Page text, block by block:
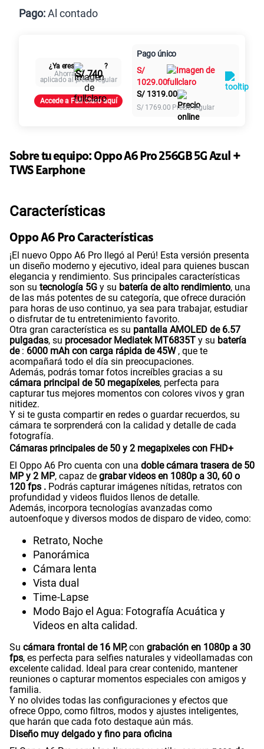
Paga solo
125GBen alta velocidad
79.90
Paga solo
Paga solo
175GBen alta velocidad
S/159.90
Paga solo
185GBen alta velocidad
S/189.90
Paga solo
200GB
S/289.90
Pago:Al contado
Cuotas Claro
intereses
¿Ya eres
?
AhorraS/ 740
aplicado al precio regular
Accede a Full Claro aquí
Pago único
S/
1029.00
S/ 1319.00
S/ 1769.00 Precio regular
Sobre tu equipo:OppoA6 Pro 256GB 5G Azul +
TWS Earphone
Características
Oppo A6 Pro Características
¡El nuevo Oppo A6 Pro llegó al Perú! Esta versión presenta
un diseño moderno y ejecutivo, ideal para quienes buscan
elegancia y rendimiento. Sus principales características
son su tecnología 5G y su batería de alto rendimiento, una
de las más potentes de su categoría, que ofrece duración
para horas de uso continuo, ya sea para trabajar, estudiar
o disfrutar de tu entretenimiento favorito.
Otra gran característica es su pantalla AMOLED de 6.57
pulgadas, su procesador Mediatek MT6835T y su batería
de : 6000 mAh con carga rápida de 45W , que te
acompañará todo el día sin preocupaciones.
Además, podrás tomar fotos increíbles gracias a su
cámara principal de 50 megapíxeles, perfecta para
capturar tus mejores momentos con colores vivos y gran
nitidez.
Y si te gusta compartir en redes o guardar recuerdos, su
cámara te sorprenderá con la calidad y detalle de cada
fotografía.
Cámaras principales de 50 y 2 megapixeles con FHD+
El Oppo A6 Pro cuenta con una doble cámara trasera de 50
MP y 2 MP, capaz de grabar videos en 1080p a 30, 60 o
120 fps . Podrás capturar imágenes nítidas, retratos con
profundidad y videos fluidos llenos de detalle.
Además, incorpora tecnologías avanzadas como
autoenfoque y diversos modos de disparo de video, como:
Retrato, Noche
Panorámica
Cámara lenta
Vista dual
Time-Lapse
Modo Bajo el Agua: Fotografía Acuática y
Videos en alta calidad.
Su cámara frontal de 16 MP,con grabación en 1080p a 30
fps, es perfecta para selfies naturales y videollamadas con
excelente calidad. Ideal para crear contenido, mantener
reuniones o capturar momentos especiales con amigos y
familia.
Y no olvides todas las configuraciones y efectos que
ofrece Oppo, como filtros, modos y ajustes inteligentes,
que harán que cada foto destaque aún más.
Diseño muy delgado y fino para oficina